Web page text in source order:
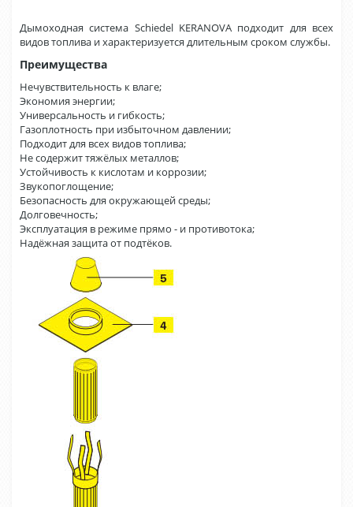
Дымоходная система Schiedel KERANOVA подходит для всех
видов топлива и характеризуется длительным сроком службы.
Преимущества
Нечувствительность к влаге;
Экономия энергии;
Универсальность и гибкость;
Газоплотность при избыточном давлении;
Подходит для всех видов топлива;
Не содержит тяжёлых металлов;
Устойчивость к кислотам и коррозии;
Звукопоглощение;
Безопасность для окружающей среды;
Долговечность;
Эксплуатация в режиме прямо - и противотока;
Надёжная защита от подтёков.